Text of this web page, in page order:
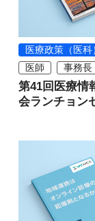
医療政策（医科
医師
事務長
第41回医療情
会ランチョン